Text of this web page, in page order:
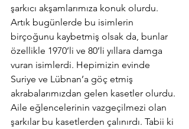
şarkıcı akşamlarımıza konuk olurdu.
Artık bugünlerde bu isimlerin
birçoğunu kaybetmiş olsak da, bunlar
özellikle 1970’li ve 80’li yıllara damga
vuran isimlerdi. Hepimizin evinde
Suriye ve Lübnan’a göç etmiş
akrabalarımızdan gelen kasetler olurdu.
Aile eğlencelerinin vazgeçilmezi olan
şarkılar bu kasetlerden çalınırdı. Tabii ki